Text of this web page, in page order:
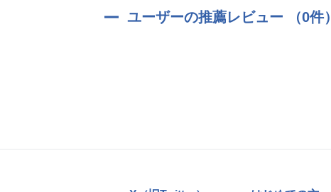
ユーザーの推薦レビュー （0件）